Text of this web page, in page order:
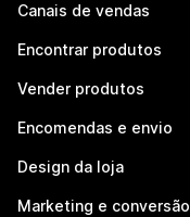
Canais de vendas
Encontrar produtos
Vender produtos
Encomendas e envio
Design da loja
Marketing e conversão